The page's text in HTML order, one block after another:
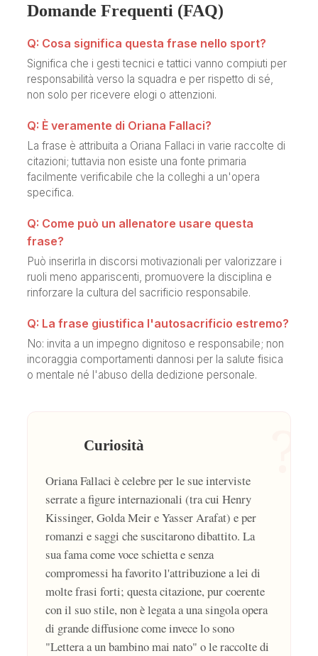
Domande Frequenti (FAQ)
Q: Cosa significa questa frase nello sport?
Significa che i gesti tecnici e tattici vanno compiuti per
responsabilità verso la squadra e per rispetto di sé,
non solo per ricevere elogi o attenzioni.
Q: È veramente di Oriana Fallaci?
La frase è attribuita a Oriana Fallaci in varie raccolte di
citazioni; tuttavia non esiste una fonte primaria
facilmente verificabile che la colleghi a un'opera
specifica.
Q: Come può un allenatore usare questa
frase?
Può inserirla in discorsi motivazionali per valorizzare i
ruoli meno appariscenti, promuovere la disciplina e
rinforzare la cultura del sacrificio responsabile.
Q: La frase giustifica l'autosacrificio estremo?
No: invita a un impegno dignitoso e responsabile; non
incoraggia comportamenti dannosi per la salute fisica
o mentale né l'abuso della dedizione personale.
Curiosità
Oriana Fallaci è celebre per le sue interviste
serrate a figure internazionali (tra cui Henry
Kissinger, Golda Meir e Yasser Arafat) e per
romanzi e saggi che suscitarono dibattito. La
sua fama come voce schietta e senza
compromessi ha favorito l'attribuzione a lei di
molte frasi forti; questa citazione, pur coerente
con il suo stile, non è legata a una singola opera
di grande diffusione come invece lo sono
"Lettera a un bambino mai nato" o le raccolte di